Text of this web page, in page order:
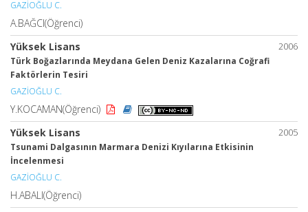
GAZİOĞLU C.
A.BAĞCI(Öğrenci)
2006
Yüksek Lisans
Türk Boğazlarında Meydana Gelen Deniz Kazalarına Coğrafi
Faktörlerin Tesiri
GAZİOĞLU C.
Y.KOCAMAN(Öğrenci)
2005
Yüksek Lisans
Tsunami Dalgasının Marmara Denizi Kıyılarına Etkisinin
İncelenmesi
GAZİOĞLU C.
H.ABALI(Öğrenci)